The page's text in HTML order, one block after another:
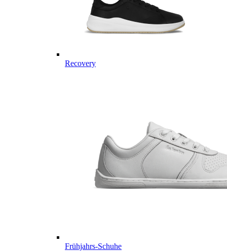
Recovery
Frühjahrs-Schuhe